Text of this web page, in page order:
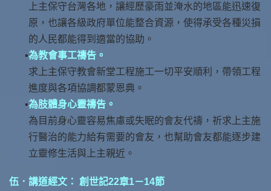
上主保守台灣各地，讓經歷豪雨並淹水的地區能迅速復
原，也讓各級政府單位能整合資源，使得承受各種災損
的人民都能得到適當的協助。
為教會事工禱告。
求上主保守教會新堂工程施工一切平安順利，帶領工程
進度與各項協調都蒙恩典。
為肢體身心靈禱告。
為目前身心靈容易焦慮或失眠的會友代禱，祈求上主施
行醫治的能力給有需要的會友，也幫助會友都能逐步建
立靈修生活與上主親近。
伍．講道經文： 創世記22章1－14節